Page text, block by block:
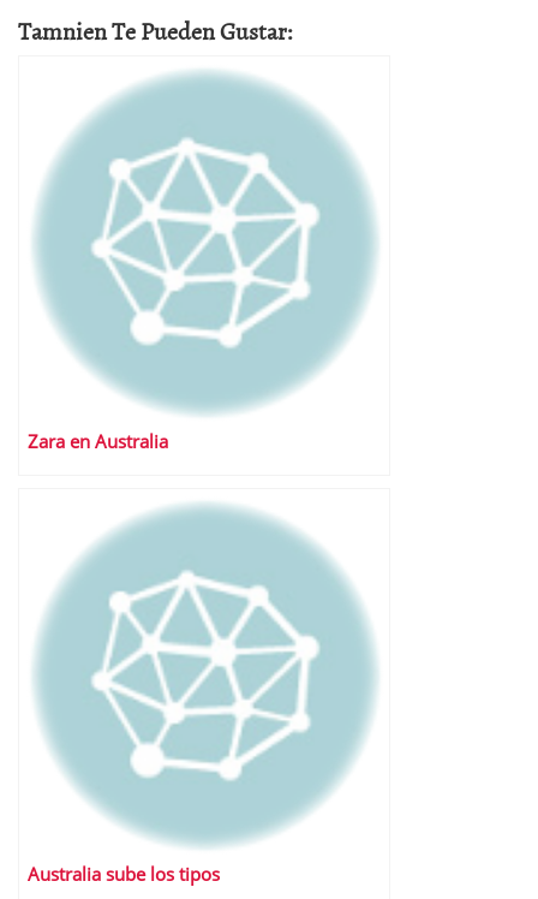
Tamnien Te Pueden Gustar:
Zara en Australia
Australia sube los tipos